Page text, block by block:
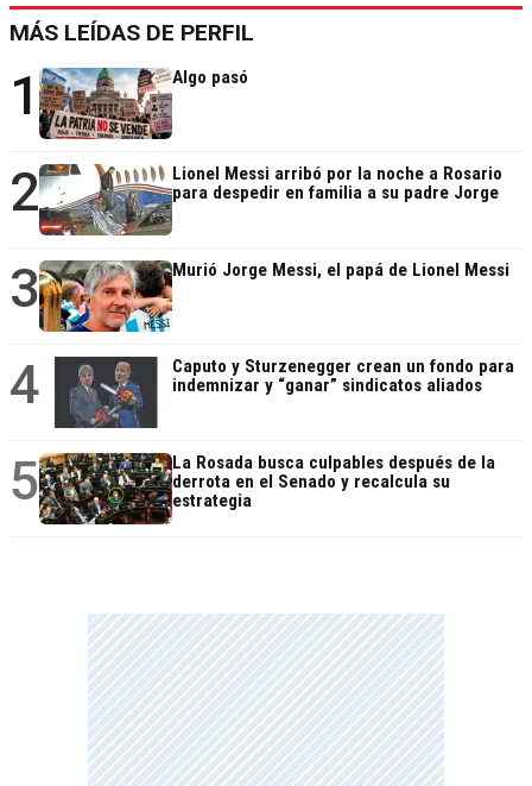
MÁS LEÍDAS DE PERFIL
1 Algo pasó
2
Lionel Messi arribó por la noche a Rosario
para despedir en familia a su padre Jorge
3 Murió Jorge Messi, el papá de Lionel Messi
4
Caputo y Sturzenegger crean un fondo para
indemnizar y “ganar” sindicatos aliados
5
La Rosada busca culpables después de la
derrota en el Senado y recalcula su
estrategia